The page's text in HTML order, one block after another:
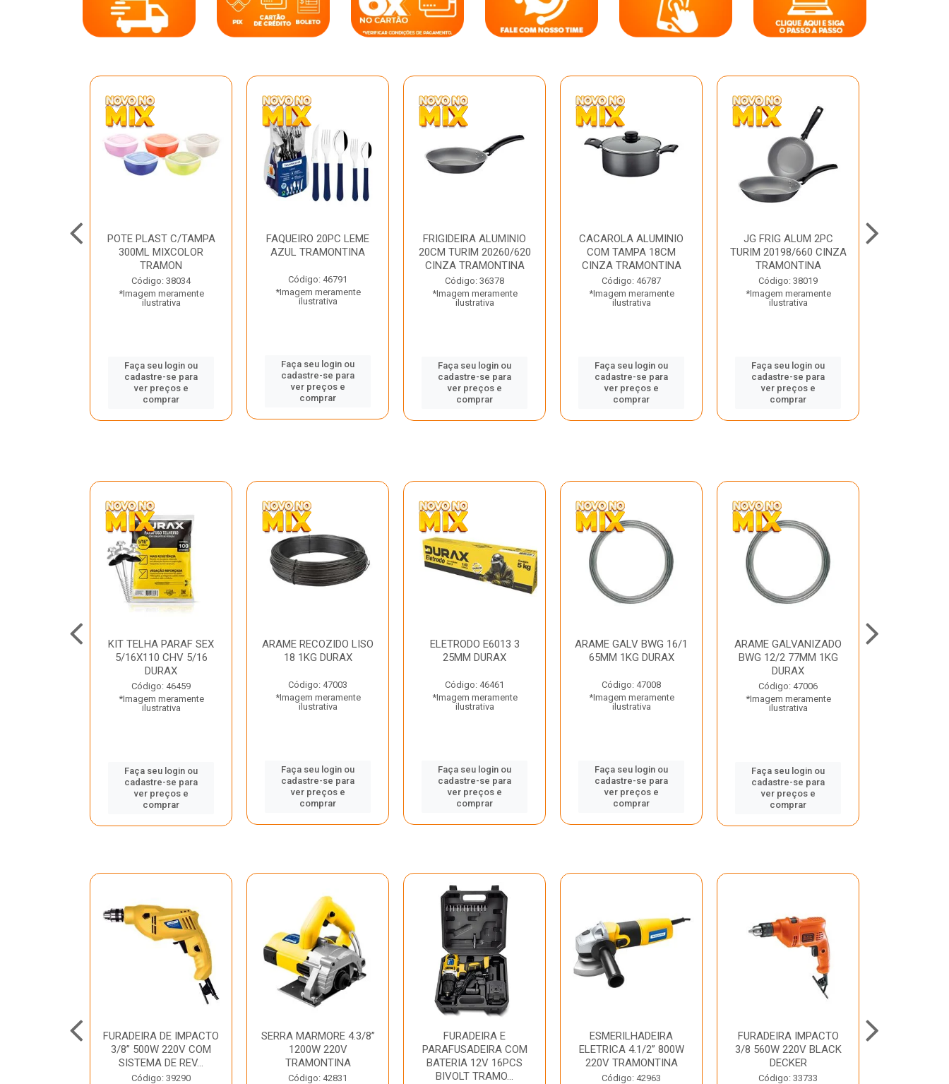
POTE PLAST C/TAMPA
300ML MIXCOLOR
TRAMON
Código: 38034
*Imagem meramente
ilustrativa
Faça seu login ou
cadastre-se para
ver preços e
comprar
FAQUEIRO 20PC LEME
AZUL TRAMONTINA
Código: 46791
*Imagem meramente
ilustrativa
Faça seu login ou
cadastre-se para
ver preços e
comprar
FRIGIDEIRA ALUMINIO
20CM TURIM 20260/620
CINZA TRAMONTINA
Código: 36378
*Imagem meramente
ilustrativa
Faça seu login ou
cadastre-se para
ver preços e
comprar
CACAROLA ALUMINIO
COM TAMPA 18CM
CINZA TRAMONTINA
Código: 46787
*Imagem meramente
ilustrativa
Faça seu login ou
cadastre-se para
ver preços e
comprar
JG FRIG ALUM 2PC
TURIM 20198/660 CINZA
TRAMONTINA
Código: 38019
*Imagem meramente
ilustrativa
Faça seu login ou
cadastre-se para
ver preços e
comprar
KIT TELHA PARAF SEX
5/16X110 CHV 5/16
DURAX
Código: 46459
*Imagem meramente
ilustrativa
Faça seu login ou
cadastre-se para
ver preços e
comprar
ARAME RECOZIDO LISO
18 1KG DURAX
Código: 47003
*Imagem meramente
ilustrativa
Faça seu login ou
cadastre-se para
ver preços e
comprar
ELETRODO E6013 3
25MM DURAX
Código: 46461
*Imagem meramente
ilustrativa
Faça seu login ou
cadastre-se para
ver preços e
comprar
ARAME GALV BWG 16/1
65MM 1KG DURAX
Código: 47008
*Imagem meramente
ilustrativa
Faça seu login ou
cadastre-se para
ver preços e
comprar
ARAME GALVANIZADO
BWG 12/2 77MM 1KG
DURAX
Código: 47006
*Imagem meramente
ilustrativa
Faça seu login ou
cadastre-se para
ver preços e
comprar
FURADEIRA DE IMPACTO
3/8” 500W 220V COM
SISTEMA DE REV...
Código: 39290
SERRA MARMORE 4.3/8”
1200W 220V
TRAMONTINA
Código: 42831
FURADEIRA E
PARAFUSADEIRA COM
BATERIA 12V 16PCS
BIVOLT TRAMO...
ESMERILHADEIRA
ELETRICA 4.1/2” 800W
220V TRAMONTINA
Código: 42963
FURADEIRA IMPACTO
3/8 560W 220V BLACK
DECKER
Código: 33733